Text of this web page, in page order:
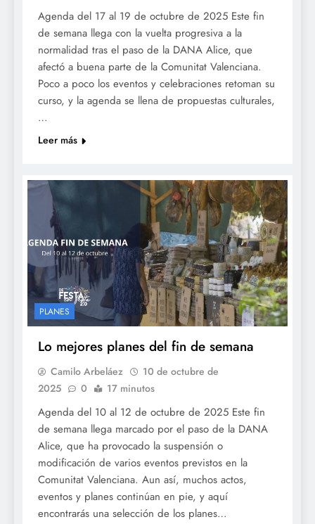
Agenda del 17 al 19 de octubre de 2025 Este fin
de semana llega con la vuelta progresiva a la
normalidad tras el paso de la DANA Alice, que
afectó a buena parte de la Comunitat Valenciana.
Poco a poco los eventos y celebraciones retoman su
curso, y la agenda se llena de propuestas culturales,
…
Leer más
PLANES
Lo mejores planes del fin de semana
Camilo Arbeláez
10 de octubre de
2025
0 17 minutos
Agenda del 10 al 12 de octubre de 2025 Este fin
de semana llega marcado por el paso de la DANA
Alice, que ha provocado la suspensión o
modificación de varios eventos previstos en la
Comunitat Valenciana. Aun así, muchos actos,
eventos y planes continúan en pie, y aquí
encontrarás una selección de los planes…